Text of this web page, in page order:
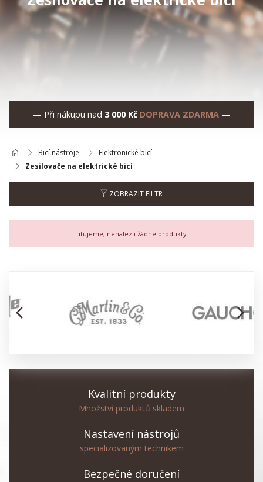
— Při nákupu nad 3 000 Kč DOPRAVA ZDARMA —
Bicí nástroje
Elektronické bicí
Zesilovače na elektrické bicí
ZOBRAZIT FILTR
Litujeme, nenalezli žádné produkty.
arrow_back_ios arrow_forward_ios
Kvalitní produkty
Množství produktů skladem
Nastavení nástrojů
specializovaným technikem
Bezpečné doručení